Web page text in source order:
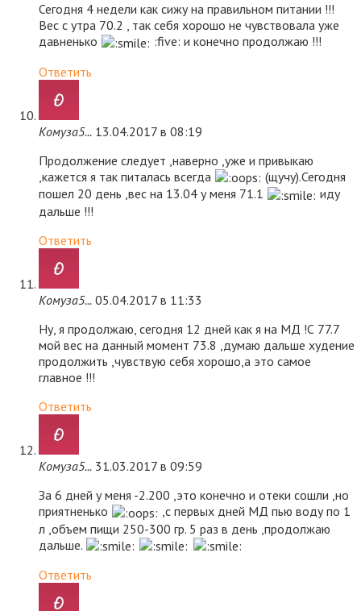
Сегодня 4 недели как сижу на правильном питании !!!
Вес с утра 70.2 , так себя хорошо не чувствовала уже
давненько
:five: и конечно продолжаю !!!
Ответить
Комуза5... 13.04.2017 в 08:19
Продолжение следует ,наверно ,уже и привыкаю
,кажется я так питалась всегда
(щучу).Сегодня
пошел 20 день ,вес на 13.04 у меня 71.1
иду
дальше !!!
Ответить
Комуза5... 05.04.2017 в 11:33
Ну, я продолжаю, сегодня 12 дней как я на МД !С 77.7
мой вес на данный момент 73.8 ,думаю дальше худение
продолжить ,чувствую себя хорошо,а это самое
главное !!!
Ответить
Комуза5... 31.03.2017 в 09:59
За 6 дней у меня -2.200 ,это конечно и отеки сошли ,но
приятненько
,с первых дней МД пью воду по 1
л ,объем пищи 250-300 гр. 5 раз в день ,продолжаю
дальше.
Ответить